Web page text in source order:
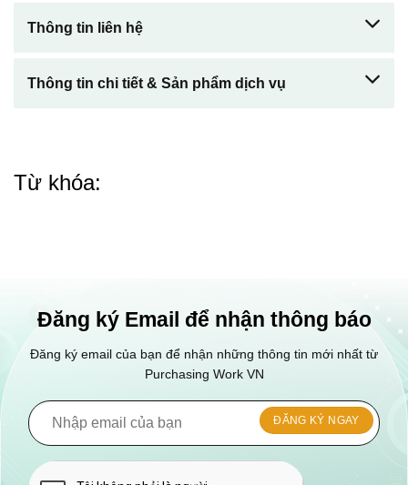
Thông tin liên hệ
Thông tin chi tiết & Sản phẩm dịch vụ
Từ khóa:
Đăng ký Email để nhận thông báo
Đăng ký email của bạn để nhận những thông tin mới nhất từ
Purchasing Work VN